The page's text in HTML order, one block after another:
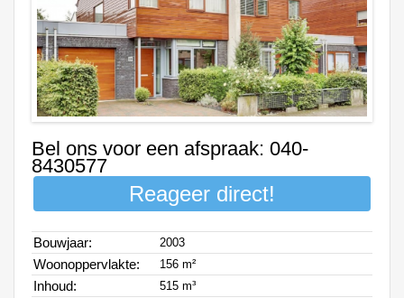
Bel ons voor een afspraak: 040-
8430577
Reageer direct!
Bouwjaar: 2003
Woonoppervlakte: 156 m²
Inhoud: 515 m³